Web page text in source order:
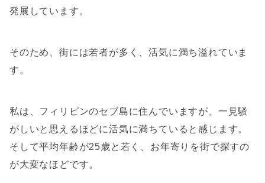
発展しています。
そのため、街には若者が多く、活気に満ち溢れていま
す。
私は、フィリピンのセブ島に住んでいますが、一見騒
がしいと思えるほどに活気に満ちていると感じます。
そして平均年齢が25歳と若く、お年寄りを街で探すの
が大変なほどです。